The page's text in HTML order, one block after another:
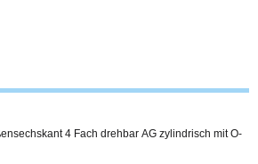
4 Fach drehbar AG zylindrisch mit O-